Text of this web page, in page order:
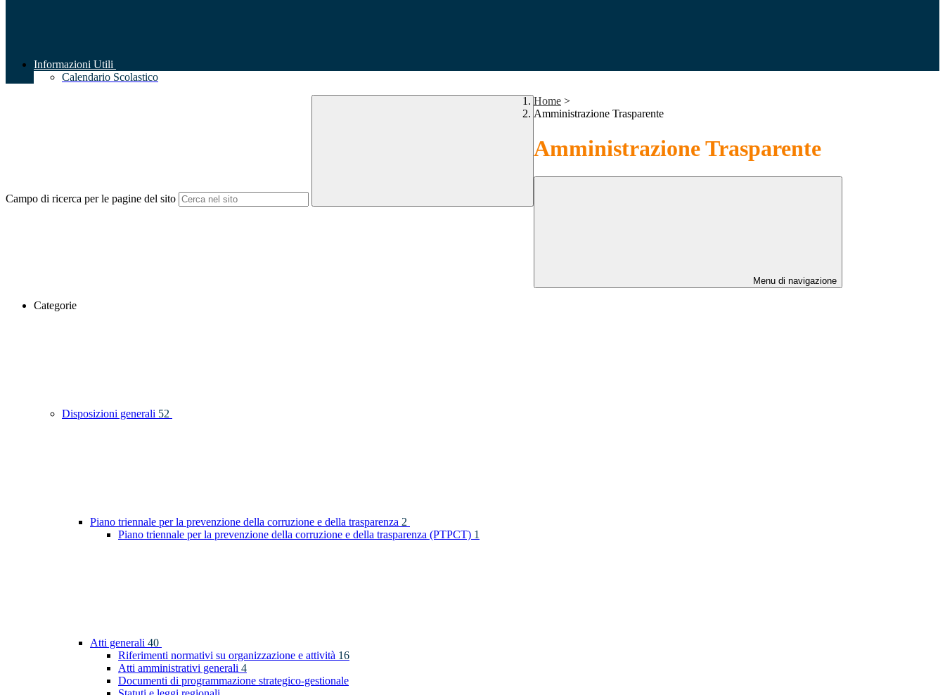
Informazioni Utili
Calendario Scolastico
Campo di ricerca per le pagine del sito
Home >
Amministrazione Trasparente
Amministrazione Trasparente
Menu di navigazione
Categorie
Disposizioni generali 52
Piano triennale per la prevenzione della corruzione e della trasparenza 2
Piano triennale per la prevenzione della corruzione e della trasparenza (PTPCT) 1
Atti generali 40
Riferimenti normativi su organizzazione e attività 16
Atti amministrativi generali 4
Documenti di programmazione strategico-gestionale